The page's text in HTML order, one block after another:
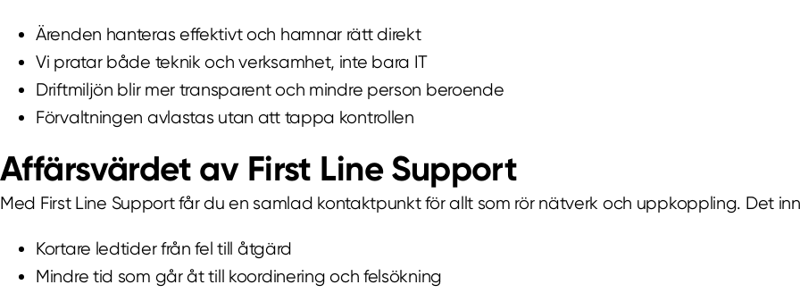
Ärenden hanteras effektivt och hamnar rätt direkt
Vi pratar både teknik och verksamhet, inte bara IT
Driftmiljön blir mer transparent och mindre person beroende
Förvaltningen avlastas utan att tappa kontrollen
Affärsvärdet av First Line Support
Med First Line Support får du en samlad kontaktpunkt för allt som rör nätverk och uppkoppling. Det
Kortare ledtider från fel till åtgärd
Mindre tid som går åt till koordinering och felsökning